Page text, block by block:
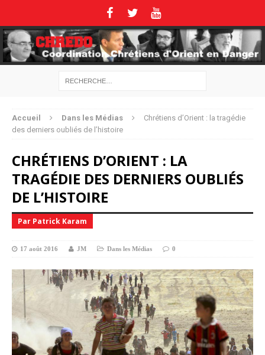
Accueil Dans les Médias
Chrétiens d’Orient : la tragédie
des derniers oubliés de l’histoire
CHRÉTIENS D’ORIENT : LA
TRAGÉDIE DES DERNIERS OUBLIÉS
DE L’HISTOIRE
Par Patrick Karam
17 août 2016 JM Dans les Médias 0